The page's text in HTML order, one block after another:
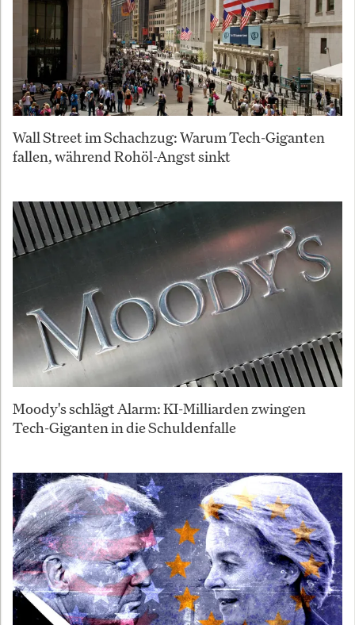
Wall Street im Schachzug: Warum Tech-Giganten
fallen, während Rohöl-Angst sinkt
Moody's schlägt Alarm: KI-Milliarden zwingen
Tech-Giganten in die Schuldenfalle